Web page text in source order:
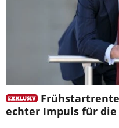
echter Impuls für die